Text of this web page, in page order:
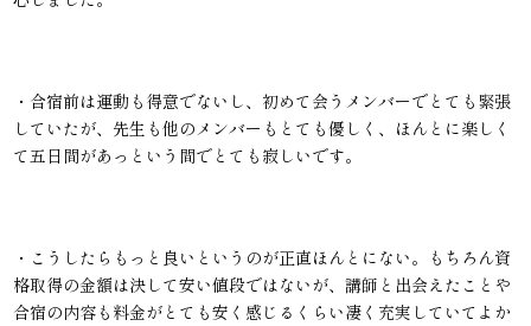
・合宿前は運動も得意でないし、初めて会うメンバーでとても緊張
していたが、先生も他のメンバーもとても優しく、ほんとに楽しく
て五日間があっという間でとても寂しいです。
・こうしたらもっと良いというのが正直ほんとにない。もちろん資
格取得の金額は決して安い値段ではないが、講師と出会えたことや
合宿の内容も料金がとても安く感じるくらい凄く充実していてよか